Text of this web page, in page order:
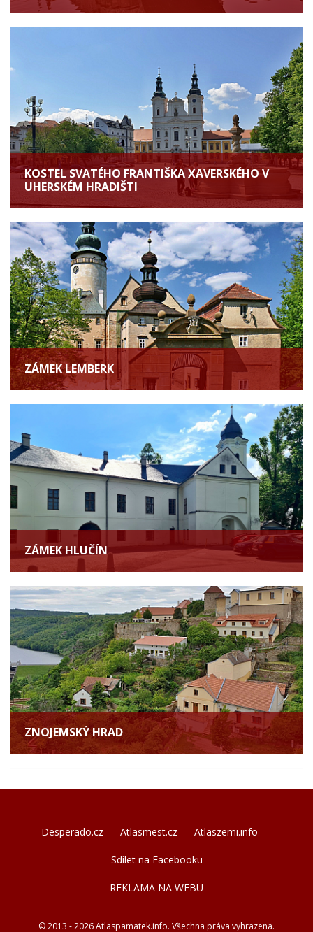
KOSTEL SVATÉHO FRANTIŠKA XAVERSKÉHO V
UHERSKÉM HRADIŠTI
ZÁMEK LEMBERK
ZÁMEK HLUČÍN
ZNOJEMSKÝ HRAD
Desperado.cz Atlasmest.cz Atlaszemi.info
Sdílet na Facebooku
REKLAMA NA WEBU
© 2013 - 2026 Atlaspamatek.info. Všechna práva vyhrazena.